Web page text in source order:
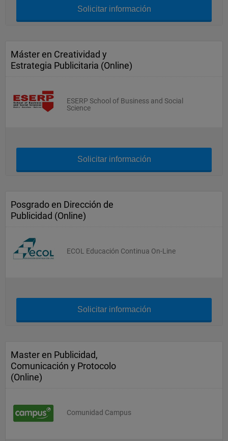
Solicitar información
Máster en Creatividad y
Estrategia Publicitaria (Online)
ESERP School of Business and Social
Science
Solicitar información
Posgrado en Dirección de
Publicidad (Online)
ECOL Educación Continua On-Line
Solicitar información
Master en Publicidad,
Comunicación y Protocolo
(Online)
Comunidad Campus